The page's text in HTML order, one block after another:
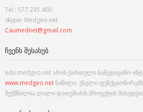
Tel.: 577 235 400
skype: Medgeo.net
Caumednet@gmail.com
ᲩᲕᲔᲜᲡ ᲨᲔᲡᲐᲮᲔᲑ
edu.medgeo.net არის ქართული სამედიცინო
www.medgeo.net ნაწილი. ქსელი
შექმნილია ლალი დათეშიძის პროექტის